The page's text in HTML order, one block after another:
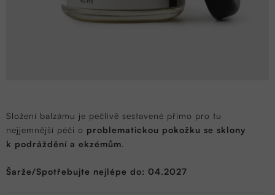
Složení balzámu je pečlivě sestavené přímo pro tu
nejjemnější péči o problematickou pokožku se sklony
k podráždění a ekzémům.
Šarže/Spotřebujte nejlépe do: 04.2027